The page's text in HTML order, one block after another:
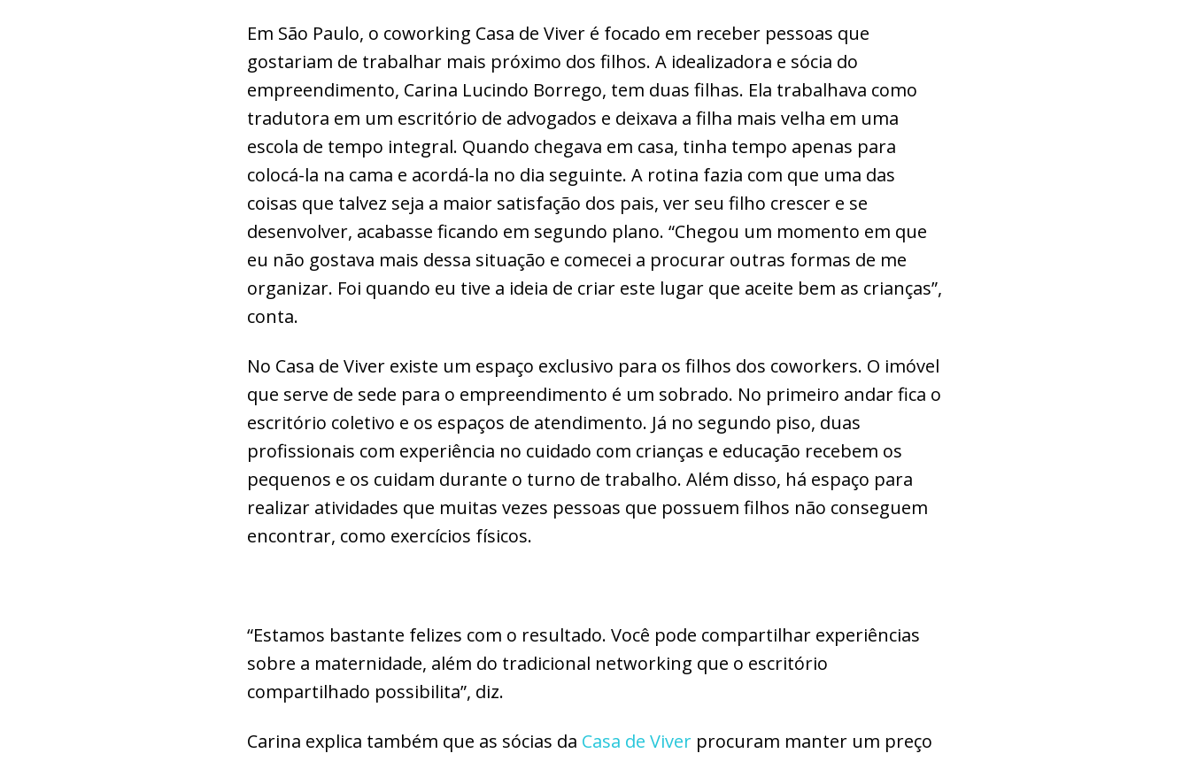
Em São Paulo, o coworking Casa de Viver é focado em receber pessoas que
gostariam de trabalhar mais próximo dos filhos. A idealizadora e sócia do
empreendimento, Carina Lucindo Borrego, tem duas filhas. Ela trabalhava como
tradutora em um escritório de advogados e deixava a filha mais velha em uma
escola de tempo integral. Quando chegava em casa, tinha tempo apenas para
colocá-la na cama e acordá-la no dia seguinte. A rotina fazia com que uma das
coisas que talvez seja a maior satisfação dos pais, ver seu filho crescer e se
desenvolver, acabasse ficando em segundo plano. “Chegou um momento em que
eu não gostava mais dessa situação e comecei a procurar outras formas de me
organizar. Foi quando eu tive a ideia de criar este lugar que aceite bem as crianças”,
conta.
No Casa de Viver existe um espaço exclusivo para os filhos dos coworkers. O imóvel
que serve de sede para o empreendimento é um sobrado. No primeiro andar fica o
escritório coletivo e os espaços de atendimento. Já no segundo piso, duas
profissionais com experiência no cuidado com crianças e educação recebem os
pequenos e os cuidam durante o turno de trabalho. Além disso, há espaço para
realizar atividades que muitas vezes pessoas que possuem filhos não conseguem
encontrar, como exercícios físicos.
“Estamos bastante felizes com o resultado. Você pode compartilhar experiências
sobre a maternidade, além do tradicional networking que o escritório
compartilhado possibilita”, diz.
Carina explica também que as sócias da Casa de Viver procuram manter um preço